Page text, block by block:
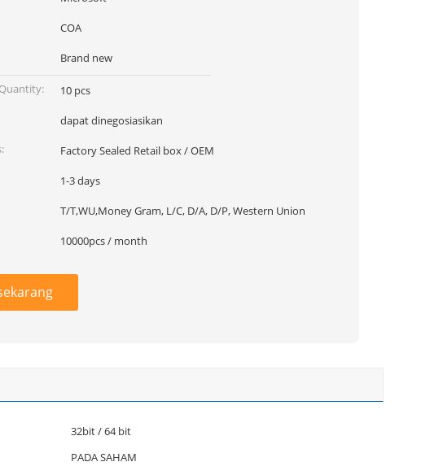
COA
Brand new
10 pcs
dapat dinegosiasikan
Factory Sealed Retail box / OEM
1-3 days
T/T,WU,Money Gram, L/C, D/A, D/P, Western Union
10000pcs / month
32bit / 64 bit
PADA SAHAM